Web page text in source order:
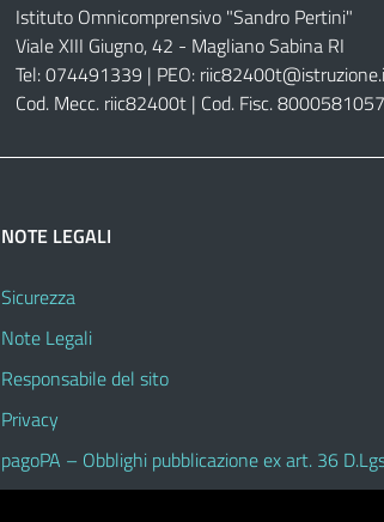
Istituto Omnicomprensivo "Sandro Pertini"
Viale XIII Giugno, 42 - Magliano Sabina RI
Tel: 074491339 | PEO:
Cod. Mecc. riic82400t | Cod. Fisc.
NOTE LEGALI
Sicurezza
Note Legali
Responsabile del sito
Privacy
pagoPA – Obblighi pubblicazione ex art. 36